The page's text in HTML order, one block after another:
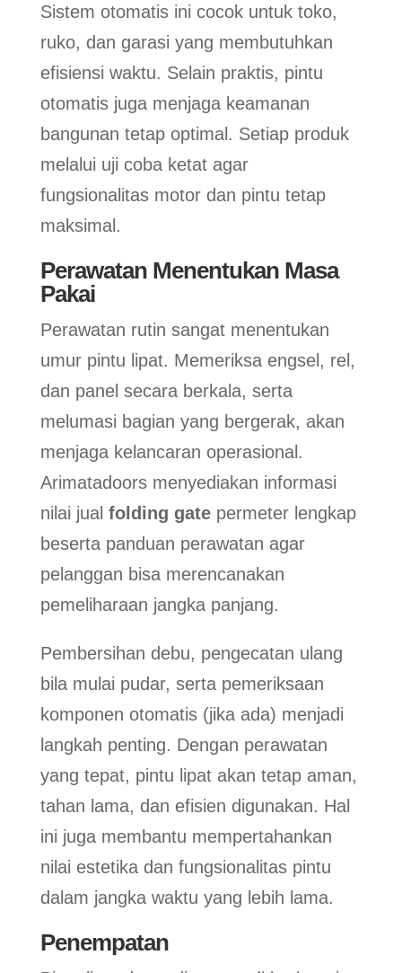
Sistem otomatis ini cocok untuk toko,
ruko, dan garasi yang membutuhkan
efisiensi waktu. Selain praktis, pintu
otomatis juga menjaga keamanan
bangunan tetap optimal. Setiap produk
melalui uji coba ketat agar
fungsionalitas motor dan pintu tetap
maksimal.
Perawatan Menentukan Masa
Pakai
Perawatan rutin sangat menentukan
umur pintu lipat. Memeriksa engsel, rel,
dan panel secara berkala, serta
melumasi bagian yang bergerak, akan
menjaga kelancaran operasional.
Arimatadoors menyediakan informasi
nilai jual folding gatepermeter lengkap
beserta panduan perawatan agar
pelanggan bisa merencanakan
pemeliharaan jangka panjang.
Pembersihan debu, pengecatan ulang
bila mulai pudar, serta pemeriksaan
komponen otomatis (jika ada) menjadi
langkah penting. Dengan perawatan
yang tepat, pintu lipat akan tetap aman,
tahan lama, dan efisien digunakan. Hal
ini juga membantu mempertahankan
nilai estetika dan fungsionalitas pintu
dalam jangka waktu yang lebih lama.
Penempatan